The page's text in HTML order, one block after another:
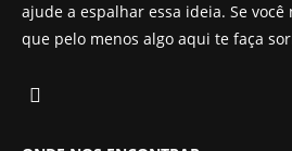
ajude a espalhar essa ideia. Se você
que pelo menos algo aqui te faça